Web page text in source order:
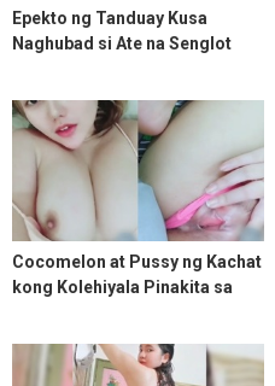
Epekto ng Tanduay Kusa
Naghubad si Ate na Senglot
Cocomelon at Pussy ng Kachat
kong Kolehiyala Pinakita sa